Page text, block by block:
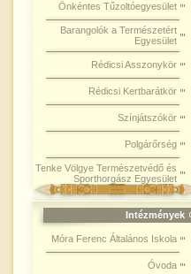
Önkéntes Tűzoltóegyesület
Barangolók a Természetért
Egyesület
Rédicsi Asszonykör
Rédicsi Kertbarátkör
Színjátszókör
Polgárőrség
Tenke Völgye Természetvédő és
Sporthorgász Egyesület
Intézmények
Móra Ferenc Általános Iskola
Óvoda